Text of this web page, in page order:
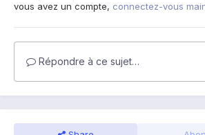
vous avez un compte, connectez-vous
Répondre à ce sujet…